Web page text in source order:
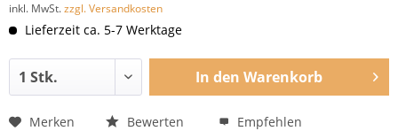
inkl. MwSt.zzgl. Versandkosten
Lieferzeit ca. 5-7 Werktage
In den Warenkorb
Merken Bewerten Empfehlen